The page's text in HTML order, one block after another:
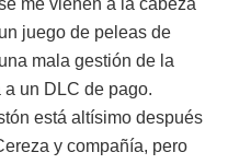
me vienen a la cabeza
juego de peleas de
mala gestión de la
un DLC de pago.
está altísimo después
y compañía, pero